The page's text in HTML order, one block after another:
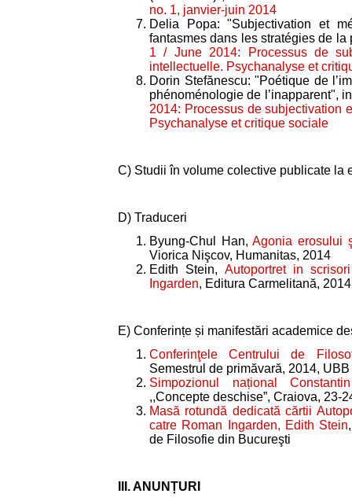
no. 1, janvier-juin 2014
Delia Popa: "Subjectivation et
fantasmes dans les stratégies de la
1 / June 2014: Processus de
intellectuelle. Psychanalyse et
Dorin Stefănescu: "Poétique de
phénoménologie de l’inapparent",
2014: Processus de subjectivation
Psychanalyse et critique sociale
C) Studii în volume colective publicate la
D) Traduceri
Byung-Chul Han,Agonia erosului
Viorica Nişcov, Humanitas, 2014
Edith Stein, Autoportret in
Ingarden, Editura Carmelitană, 2014
E) Conferințe și manifestări academice
Conferinţele Centrului de
Semestrul de primăvară, 2014,
Simpozionul național
,,Concepte deschise”, Craiova, 23-
Masă rotundă dedicată cărtii
catre Roman Ingarden, Edith Stein
de Filosofie din Bucureşti
III. ANUNȚURI